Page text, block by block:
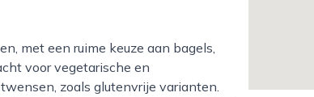
voor vegetarische en
zoals glutenvrije varianten.